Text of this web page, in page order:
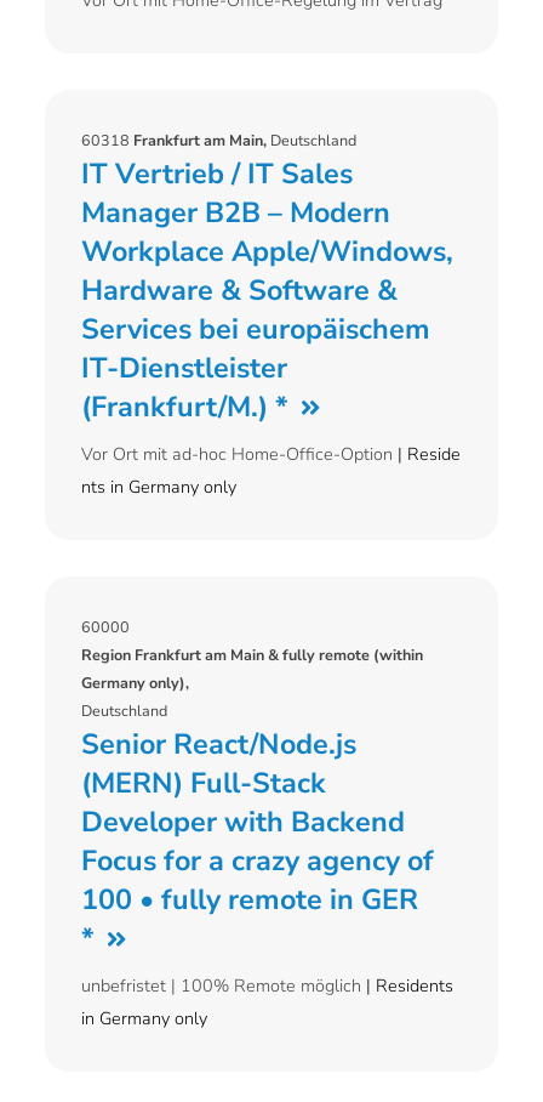
60318 Frankfurt am Main, Deutschland
IT Vertrieb / IT Sales
Manager B2B – Modern
Workplace Apple/Windows,
Hardware & Software &
Services bei europäischem
IT-Dienstleister
(Frankfurt/M.) *
Vor Ort mit ad-hoc Home-Office-Option | Reside
nts in Germany only
60000
Region Frankfurt am Main & fully remote (within
Germany only),
Deutschland
Senior React/Node.js
(MERN) Full-Stack
Developer with Backend
Focus for a crazy agency of
100 • fully remote in GER
*
unbefristet | 100% Remote möglich | Residents
in Germany only